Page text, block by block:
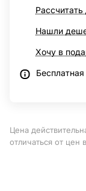
Рассчитать
Нашли
Хочу в
Цена
отличаться от цен